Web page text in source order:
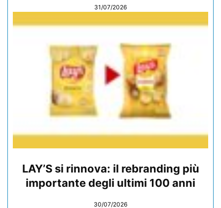
31/07/2026
LAY’S si rinnova: il rebranding più
importante degli ultimi 100 anni
30/07/2026